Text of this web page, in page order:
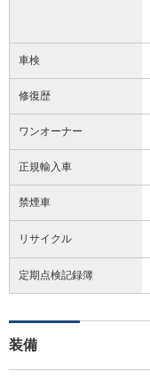
車検
修復歴
ワンオーナー
正規輸入車
禁煙車
リサイクル
定期点検記録簿
装備